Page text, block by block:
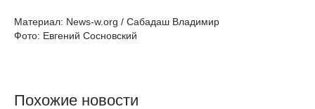
Материал: News-w.org / Сабадаш Владимир
Фото: Евгений Сосновский
Похожие новости